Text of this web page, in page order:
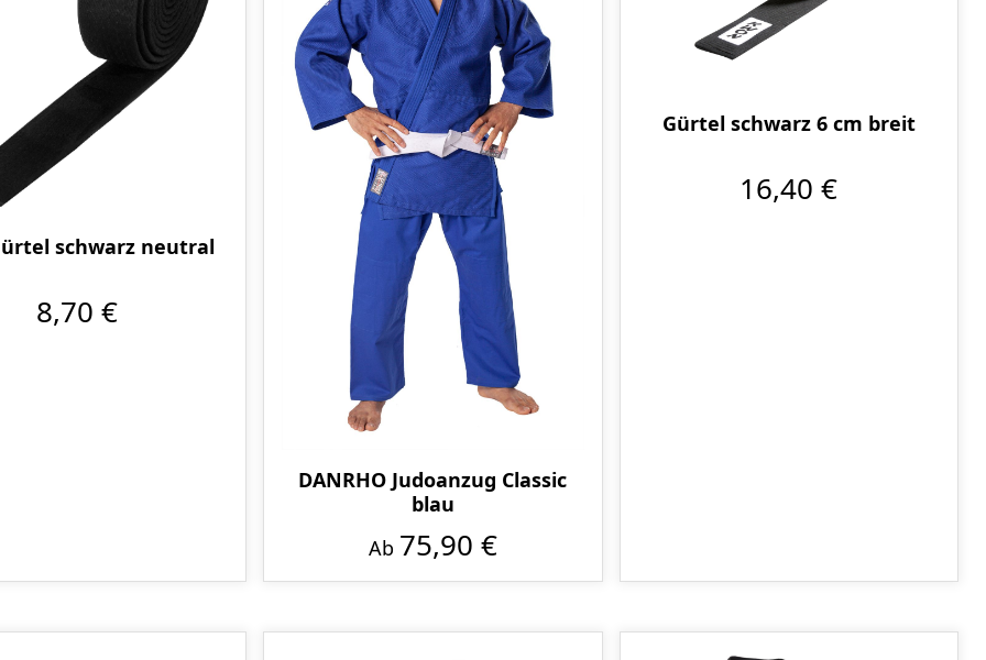
schwarz neutral
8,70 €
DANRHO Judoanzug Classic
blau
Ab 75,90 €
Gürtel schwarz 6 cm breit
16,40 €